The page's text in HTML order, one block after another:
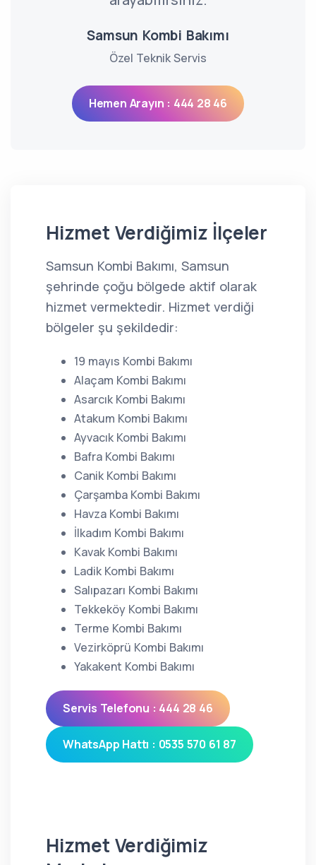
Samsun Kombi Bakımı
Özel Teknik Servis
Hemen Arayın : 444 28 46
Hizmet Verdiğimiz İlçeler
Samsun Kombi Bakımı, Samsun
şehrinde çoğu bölgede aktif olarak
hizmet vermektedir. Hizmet verdiği
bölgeler şu şekildedir:
19 mayıs Kombi Bakımı
Alaçam Kombi Bakımı
Asarcık Kombi Bakımı
Atakum Kombi Bakımı
Ayvacık Kombi Bakımı
Bafra Kombi Bakımı
Canik Kombi Bakımı
Çarşamba Kombi Bakımı
Havza Kombi Bakımı
İlkadım Kombi Bakımı
Kavak Kombi Bakımı
Ladik Kombi Bakımı
Salıpazarı Kombi Bakımı
Tekkeköy Kombi Bakımı
Terme Kombi Bakımı
Vezirköprü Kombi Bakımı
Yakakent Kombi Bakımı
Servis Telefonu : 444 28 46
WhatsApp Hattı : 0535 570 61 87
Hizmet Verdiğimiz